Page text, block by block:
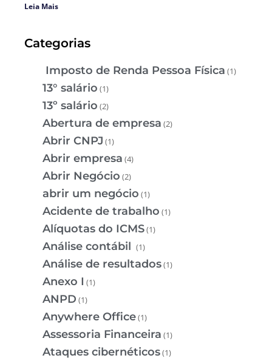
Leia Mais
Categorias
Imposto de Renda Pessoa Física (1)
13° salário (1)
13º salário (2)
Abertura de empresa (2)
Abrir CNPJ (1)
Abrir empresa (4)
Abrir Negócio (2)
abrir um negócio (1)
Acidente de trabalho (1)
Alíquotas do ICMS(1)
Análise contábil (1)
Análise de resultados(1)
Anexo I (1)
ANPD (1)
Anywhere Office(1)
Assessoria Financeira (1)
Ataques cibernéticos(1)